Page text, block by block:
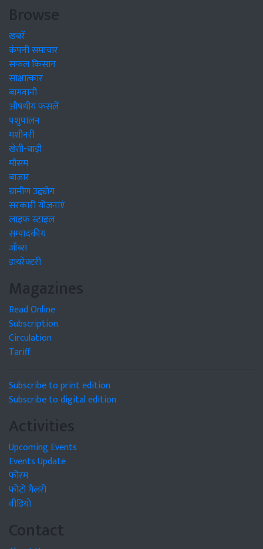
Browse
खबरें
कंपनी समाचार
सफल किसान
साक्षात्कार
बागवानी
औषधीय फसलें
पशुपालन
मशीनरी
खेती-बाड़ी
मौसम
बाजार
ग्रामीण उद्द्योग
सरकारी योजनाएं
लाइफ स्टाइल
सम्पादकीय
जॉब्स
डायरेक्टरी
Magazines
Read Online
Subscription
Circulation
Tariff
Subscribe to print edition
Subscribe to digital edition
Activities
Upcoming Events
Events Update
फोरम
फोटो गैलरी
वीडियो
Contact